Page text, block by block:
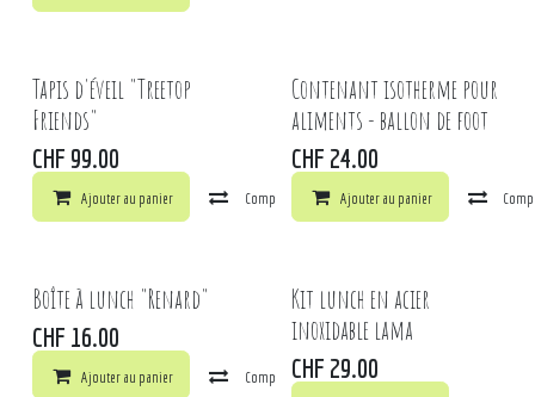
Tapis d'éveil "Treetop
Friends"
CHF 99.00
Ajouter au panier Comparer Ajouter à la liste de souhaits
Contenant isotherme pour
aliments - ballon de foot
CHF 24.00
Ajouter au panier
Boîte à lunch "Renard"
CHF 16.00
Ajouter au panier Comparer Ajouter à la liste de souhaits
Kit lunch en acier
inoxidable lama
CHF 29.00